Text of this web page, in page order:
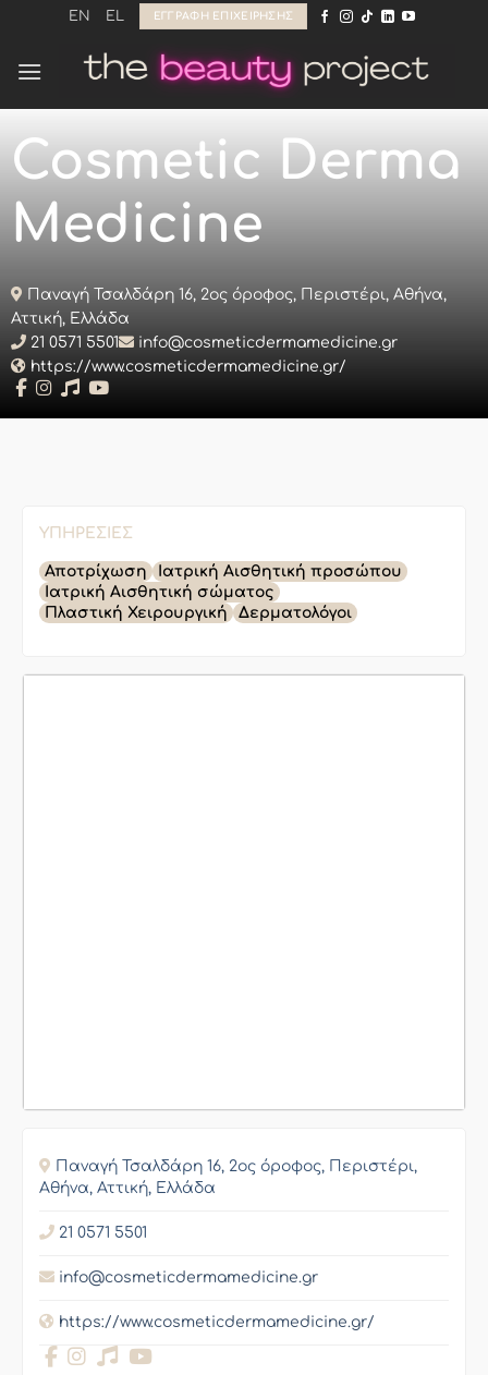
Μετάβαση
περιεχόμενο
EN EL ΕΓΓΡΑΦΉ ΕΠΙΧΕΊΡΗΣΗΣ
Cosmetic Derma
Medicine
Παναγή Τσαλδάρη 16, 2ος όροφος, Περιστέρι, Αθήνα,
Αττική, Ελλάδα
21 0571 5501
info@cosmeticdermamedicine.gr
https://www.cosmeticdermamedicine.gr/
ΥΠΗΡΕΣΊΕΣ
Αποτρίχωση
Ιατρική Αισθητική προσώπου
Ιατρική Αισθητική σώματος
Πλαστική Χειρουργική
Δερματολόγοι
Παναγή Τσαλδάρη 16, 2ος όροφος, Περιστέρι,
Αθήνα, Αττική, Ελλάδα
21 0571 5501
info@cosmeticdermamedicine.gr
https://www.cosmeticdermamedicine.gr/